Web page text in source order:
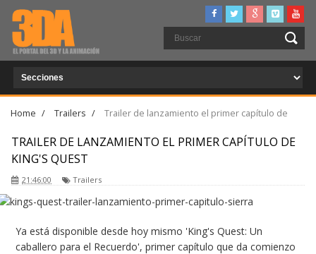
Home / Trailers /
Trailer de lanzamiento el primer capítulo de
TRAILER DE LANZAMIENTO EL PRIMER CAPÍTULO DE
KING'S QUEST
21:46:00 Trailers
Ya está disponible desde hoy mismo 'King's Quest: Un
caballero para el Recuerdo', primer capítulo que da comienzo